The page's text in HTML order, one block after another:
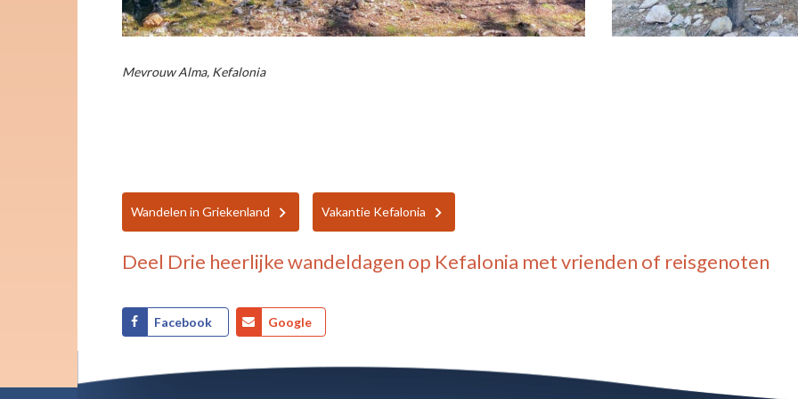
Mevrouw Alma, Kefalonia
Wandelen in Griekenland Vakantie Kefalonia
Deel Drie heerlijke wandeldagen op Kefalonia met vrienden of reisgenoten
Facebook Google